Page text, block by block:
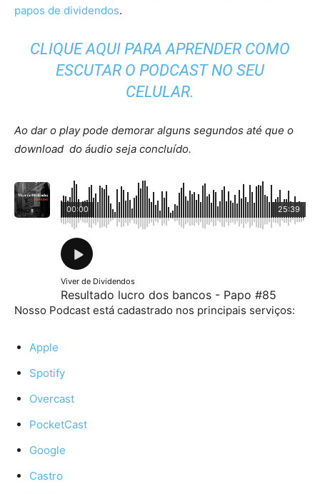
papos de dividendos.
CLIQUE AQUI PARA APRENDER COMO
ESCUTAR O PODCAST NO SEU
CELULAR.
Ao dar o play pode demorar alguns segundos até que o
download do áudio seja concluído.
25:39
00:00
Viver de Dividendos
Resultado lucro dos bancos - Papo #85
Nosso Podcast está cadastrado nos principais serviços:
Apple
Spotify
Overcast
PocketCast
Google
Castro